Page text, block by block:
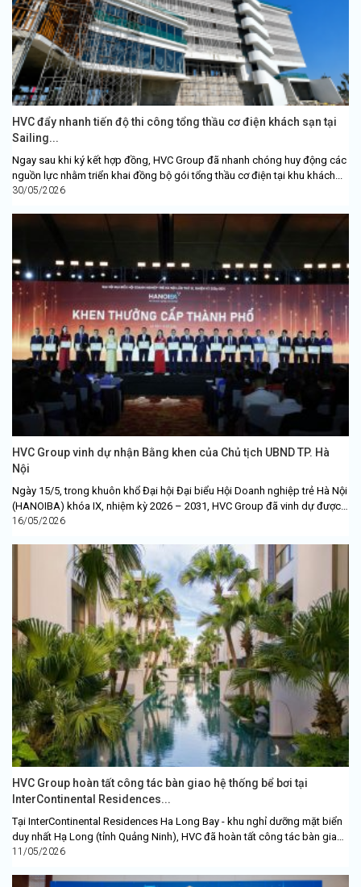
HVC đẩy nhanh tiến độ thi công tổng thầu cơ điện khách sạn tại
Sailing...
Ngay sau khi ký kết hợp đồng, HVC Group đã nhanh chóng huy động các
nguồn lực nhằm triển khai đồng bộ gói tổng thầu cơ điện tại khu khách...
30/05/2026
HVC Group vinh dự nhận Bằng khen của Chủ tịch UBND TP. Hà
Nội
Ngày 15/5, trong khuôn khổ Đại hội Đại biểu Hội Doanh nghiệp trẻ Hà Nội
(HANOIBA) khóa IX, nhiệm kỳ 2026 – 2031, HVC Group đã vinh dự được
Chủ...
16/05/2026
HVC Group hoàn tất công tác bàn giao hệ thống bể bơi tại
InterContinental Residences...
Tại InterContinental Residences Ha Long Bay - khu nghỉ dưỡng mặt biển
duy nhất Hạ Long (tỉnh Quảng Ninh), HVC đã hoàn tất công tác bàn giao
hệ thống bể...
11/05/2026